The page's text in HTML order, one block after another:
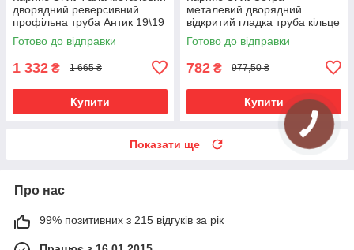
дворядний реверсивний
профільна труба Антик 19\19
мм 200 см (7219416)
Готово до відправки
1 332 ₴ 1 665 ₴
Купити
металевий дворядний
відкритий гладка труба кільце
металеве Антик 16\16 мм 200
см (7318626)
Готово до відправки
782 ₴ 977,50 ₴
Купити
Показати ще
Про нас
99% позитивних з 215 відгуків за рік